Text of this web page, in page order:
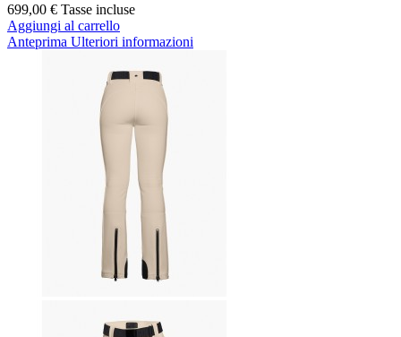
699,00 € Tasse incluse
Aggiungi al carrello
Anteprima Ulteriori informazioni